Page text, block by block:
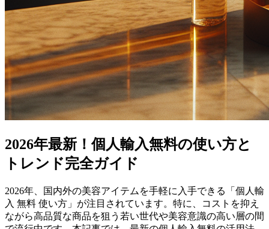
2026年最新！個人輸入無料の使い方と
トレンド完全ガイド
2026年、国内外の美容アイテムを手軽に入手できる「個人輸
入 無料 使い方」が注目されています。特に、コストを抑え
ながら高品質な商品を狙う若い世代や美容意識の高い層の間